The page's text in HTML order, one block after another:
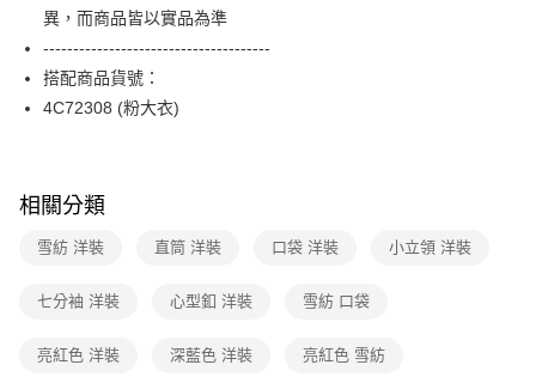
１．於結帳方式選擇「AFTEE先享後付」後，將跳轉至「AFTEE先享後付」
結帳頁面，進行簡訊認證並確認金額後，即可完成結帳。
２．訂單成立數日內，您將收到繳費通知簡訊。
３．收到繳費通知簡訊後14天內，點擊此簡訊中的連結，可透過四大超商／
ATM／網路銀行／等多元方式進行付款，方視為交易完成。
※ 請注意：結帳手續完成當下不需立刻繳費，但若您需要取消訂單，請聯絡
是否繳費成功／繳費後需取消欲退款等相關疑問，請聯繫「AFTEE先享後付
１．透過由恩沛科技股份有限公司提供之「AFTEE先享後付」服務完成之交
易，需依本服務之必要範圍內提供個人資料，並將交易相關給付款項請求債
２．關於個人資料處理事宜，請瀏覽以下網址：
付款後7-11取貨
黑貓宅配
每筆NT$200，滿NT$8,000(含以上)免運費
付款後門市自取
免運費
異，而商品皆以實品為準
--------------------------------------
搭配商品貨號：
4C72308 (粉大衣)
相關分類
雪紡 洋裝 直筒 洋裝 口袋 洋裝 小立領 洋裝
七分袖 洋裝 心型釦 洋裝 雪紡 口袋
亮紅色 洋裝 深藍色 洋裝 亮紅色 雪紡